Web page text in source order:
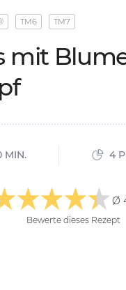
TM6 TM7
mit
MIN. 4
Ø
Bewerte dieses Rezept